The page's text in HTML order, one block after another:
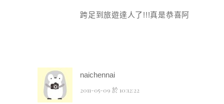
跨足到旅遊達人了!!!真是恭喜阿
naichennai
2011-05-09 於 10:12:22